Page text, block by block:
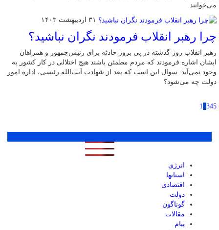
می‌خوانند.
۳۱ اردیبهشت ۱۴۰۳
چرا رهبر انقلاب فرمودند نگران نباشید؟
رهبر انقلاب روز گذشته در پی بروز حادثه برای رئیس‌جمهور و همراهان
ایشان اشاره فرمودند که مردم مطمئن باشند هیچ اختلالی در کار کشور به
وجود نمی‌آید. سوال این است که بعد از شهادت آیت‌الله رئیسی، اداره امور
دولت چه می‌شود؟
1 2345
انرژی
استانها
اقتصادی
دولت
گوناگون
مقالات
پیام